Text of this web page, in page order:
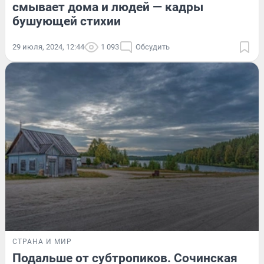
смывает дома и людей — кадры
бушующей стихии
29 июля, 2024, 12:44 1 093 Обсудить
СТРАНА И МИР
Подальше от субтропиков. Сочинская